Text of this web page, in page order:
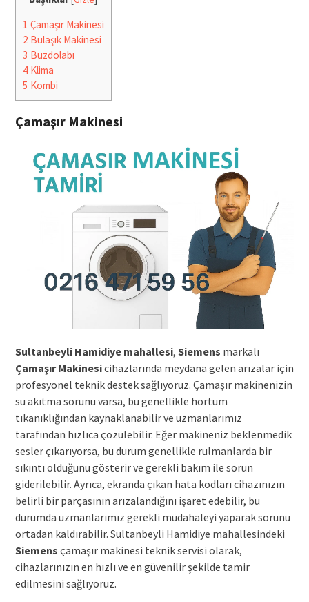
1 Çamaşır Makinesi
2 Bulaşık Makinesi
3 Buzdolabı
4Klima
5 Kombi
Çamaşır Makinesi
Sultanbeyli Hamidiye mahallesi, Siemens markalı
Çamaşır Makinesicihazlarında meydana gelen arızalar için
profesyonel teknik destek sağlıyoruz. Çamaşır makinenizin
su akıtma sorunu varsa, bu genellikle hortum
tıkanıklığından kaynaklanabilir ve uzmanlarımız
tarafından hızlıca çözülebilir. Eğer makineniz beklenmedik
sesler çıkarıyorsa, bu durum genellikle rulmanlarda bir
sıkıntı olduğunu gösterir ve gerekli bakım ile sorun
giderilebilir. Ayrıca, ekranda çıkan hata kodları cihazınızın
belirli bir parçasının arızalandığını işaret edebilir, bu
durumda uzmanlarımız gerekli müdahaleyi yaparak sorunu
ortadan kaldırabilir. Sultanbeyli Hamidiye mahallesindeki
Siemens çamaşır makinesi teknik servisi olarak,
cihazlarınızın en hızlı ve en güvenilir şekilde tamir
edilmesini sağlıyoruz.